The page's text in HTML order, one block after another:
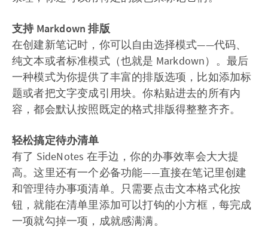
支持 Markdown 排版
在创建新笔记时，你可以自由选择模式——代码、
纯文本或者标准模式（也就是 Markdown）。最后
一种模式为你提供了丰富的排版选项，比如添加标
题或者把文字变成引用块。你粘贴进去的所有内
容，都会默认按照既定的格式排版得整整齐齐。
轻松搞定待办清单
有了 SideNotes 在手边，你的办事效率会大大提
高。这里还有一个必备功能——直接在笔记里创建
和管理待办事项清单。只需要点击文本格式化按
钮，就能在清单里添加可以打钩的小方框，每完成
一项就勾掉一项，成就感满满。